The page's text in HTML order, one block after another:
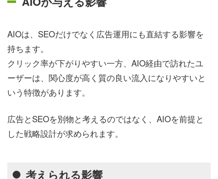
AIOは、SEOだけでなく広告運用にも直結する影響を
持ちます。
クリック率が下がりやすい一方、AIO経由で訪れたユ
ーザーは、関心度が高く質の良い流入になりやすいと
いう特徴があります。
広告とSEOを別物と考えるのではなく、AIOを前提と
した戦略設計が求められます。
考えられる影響